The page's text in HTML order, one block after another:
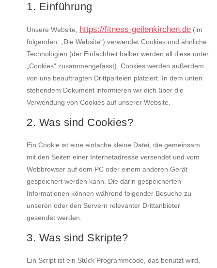
1. Einführung
Unsere Website, https://fitness-geilenkirchen.de (im
folgenden: „Die Website“) verwendet Cookies und ähnliche
Technologien (der Einfachheit halber werden all diese unter
„Cookies“ zusammengefasst). Cookies werden außerdem
von uns beauftragten Drittparteien platziert. In dem unten
stehendem Dokument informieren wir dich über die
Verwendung von Cookies auf unserer Website.
2. Was sind Cookies?
Ein Cookie ist eine einfache kleine Datei, die gemeinsam
mit den Seiten einer Internetadresse versendet und vom
Webbrowser auf dem PC oder einem anderen Gerät
gespeichert werden kann. Die darin gespeicherten
Informationen können während folgender Besuche zu
unseren oder den Servern relevanter Drittanbieter
gesendet werden.
3. Was sind Skripte?
Ein Script ist ein Stück Programmcode, das benutzt wird,